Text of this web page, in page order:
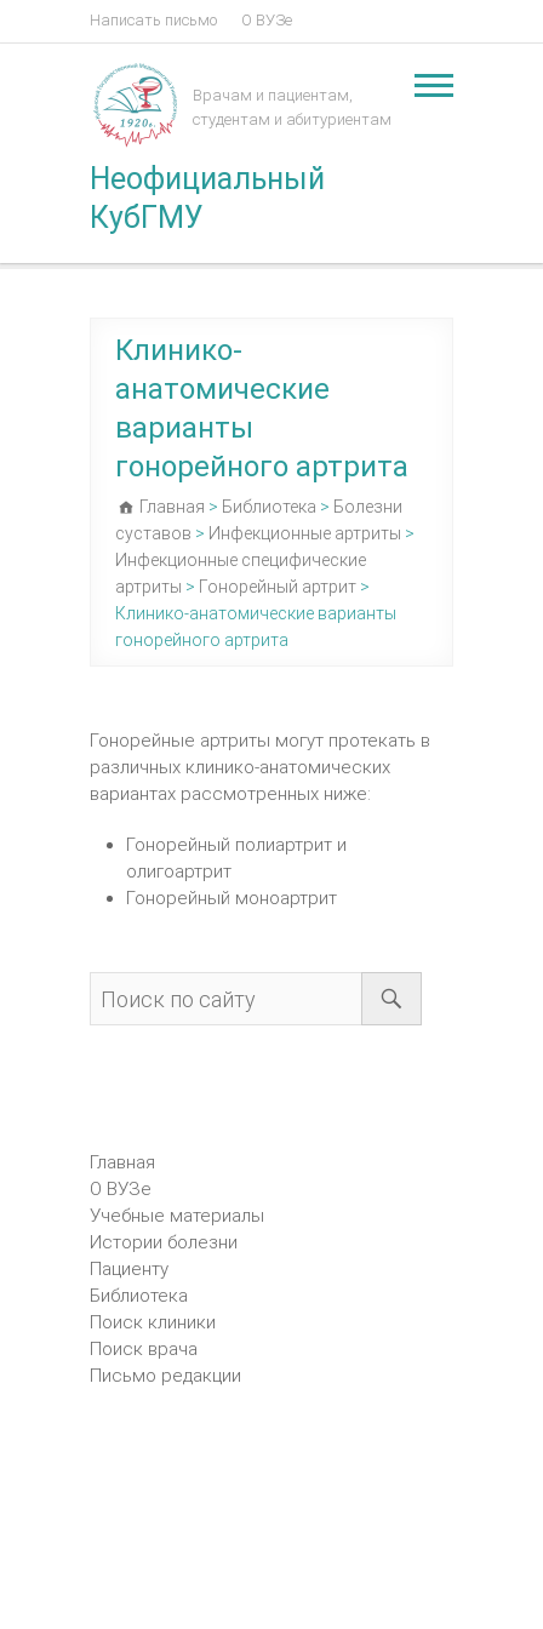
Написать письмо О ВУЗе
Неофициальный
КубГМУ
Врачам и пациентам,
студентам и абитуриентам
Клинико-
анатомические
варианты
гонорейного артрита
Главная > Библиотека > Болезни
суставов > Инфекционные артриты >
Инфекционные специфические
артриты > Гонорейный артрит >
Клинико-анатомические варианты
гонорейного артрита
Гонорейные артриты могут протекать в
различных клинико-анатомических
вариантах рассмотренных ниже:
Гонорейный полиартрит и
олигоартрит
Гонорейный моноартрит
Главная
О ВУЗе
Учебные материалы
Истории болезни
Пациенту
Библиотека
Поиск клиники
Поиск врача
Письмо редакции